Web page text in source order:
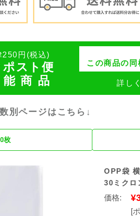
250円(税込)
スト便
商品
この商品の
詳し
別ページはこちら↓
枚
OPP袋
30ミクロ
価格:
[